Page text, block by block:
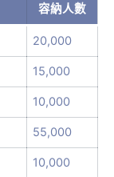
容納人數
20,000
15,000
10,000
55,000
10,000